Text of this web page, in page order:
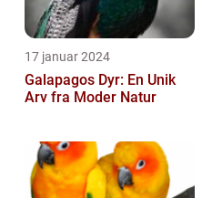
17 januar 2024
Galapagos Dyr: En Unik
Arv fra Moder Natur